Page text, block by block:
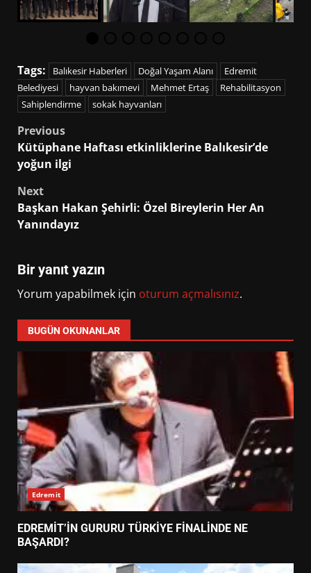
Tags: Balıkesir Haberleri Doğal Yaşam Alanı
Edremit
Belediyesi
hayvan bakımevi Mehmet Ertaş
Rehabilitasyon
Sahiplendirme
sokak hayvanları
Post
navigation
Previous
Kütüphane Haftası etkinliklerine Balıkesir’de
yoğun ilgi
Next
Başkan Hakan Şehirli: Özel Bireylerin Her An
Yanındayız
Bir yanıt yazın
Yorum yapabilmek için oturum açmalısınız.
BUGÜN OKUNANLAR
Edremit
EDREMİT’İN GURURU TÜRKİYE FİNALİNDE NE
BAŞARDI?